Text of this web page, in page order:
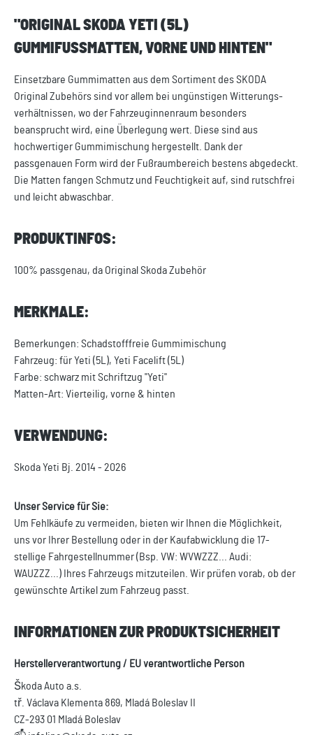
"ORIGINAL SKODA YETI (5L)
GUMMIFUSSMATTEN, VORNE UND HINTEN"
Einsetzbare Gummimatten aus dem Sortiment des SKODA
Original Zubehörs sind vor allem bei ungünstigen Witterungs-
verhältnissen, wo der Fahrzeuginnenraum besonders
beansprucht wird, eine Überlegung wert. Diese sind aus
hochwertiger Gummimischung hergestellt. Dank der
passgenauen Form wird der Fußraumbereich bestens abgedeckt.
Die Matten fangen Schmutz und Feuchtigkeit auf, sind rutschfrei
und leicht abwaschbar.
PRODUKTINFOS:
100% passgenau, da Original Skoda Zubehör
MERKMALE:
Bemerkungen: Schadstofffreie Gummimischung
Fahrzeug: für Yeti (5L), Yeti Facelift (5L)
Farbe: schwarz mit Schriftzug "Yeti"
Matten-Art: Vierteilig, vorne & hinten
VERWENDUNG:
Skoda Yeti Bj. 2014 - 2026
Unser Service für Sie:
Um Fehlkäufe zu vermeiden, bieten wir Ihnen die Möglichkeit,
uns vor Ihrer Bestellung oder in der Kaufabwicklung die 17-
stellige Fahrgestellnummer (Bsp. VW: WVWZZZ... Audi:
WAUZZZ...) Ihres Fahrzeugs mitzuteilen. Wir prüfen vorab, ob der
gewünschte Artikel zum Fahrzeug passt.
INFORMATIONEN ZUR PRODUKTSICHERHEIT
Herstellerverantwortung / EU verantwortliche Person
Škoda Auto a.s.
tř. Václava Klementa 869, Mladá Boleslav II
CZ-293 01 Mladá Boleslav